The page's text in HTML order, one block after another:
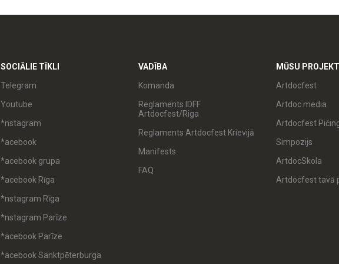
SOCIĀLIE TĪKLI
Telegram
Youtube
*nstagram
*acebook
*acebook grupa
*acebook Rīga
*nstagram Rīga
*nstagram Parīze
*acebook Parīze
*acebook Sanktpēterburga
VADĪBA
Komanda
Reglaments IDFF
Artdocfest/Riga
Reglaments Artdocfest Krievijā
Manifests
FAQ
MŪSU PROJEKTI
Artdocfest
Artdoc.media
Artdocfest
Simpozijs
ArtdocSkola
Artdocfest tavā